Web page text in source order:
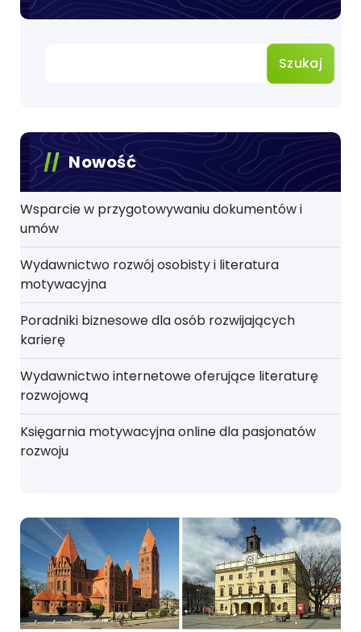
Szukaj
Nowość
Wsparcie w przygotowywaniu dokumentów i
umów
Wydawnictwo rozwój osobisty i literatura
motywacyjna
Poradniki biznesowe dla osób rozwijających
karierę
Wydawnictwo internetowe oferujące literaturę
rozwojową
Księgarnia motywacyjna online dla pasjonatów
rozwoju